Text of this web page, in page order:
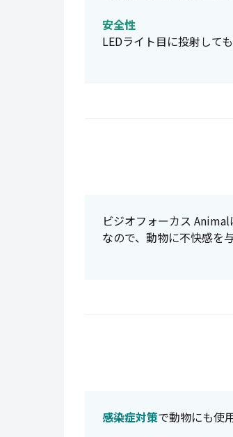
安全性
LEDライト目に投射して
ビジオフォーカス
なので、動物に不快感を
感染症対策で動物にも使